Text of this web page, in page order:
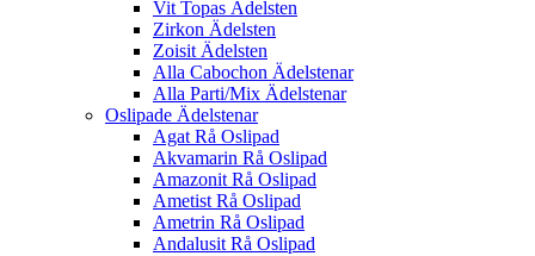
Vit Topas Ädelsten
Zirkon Ädelsten
Zoisit Ädelsten
Alla Cabochon Ädelstenar
Alla Parti/Mix Ädelstenar
Oslipade Ädelstenar
Agat Rå Oslipad
Akvamarin Rå Oslipad
Amazonit Rå Oslipad
Ametist Rå Oslipad
Ametrin Rå Oslipad
Andalusit Rå Oslipad